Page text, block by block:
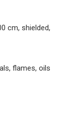
cm, shielded,
flames, oils